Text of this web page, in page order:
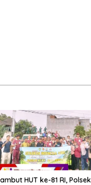
HUT ke-81 RI, Polsek